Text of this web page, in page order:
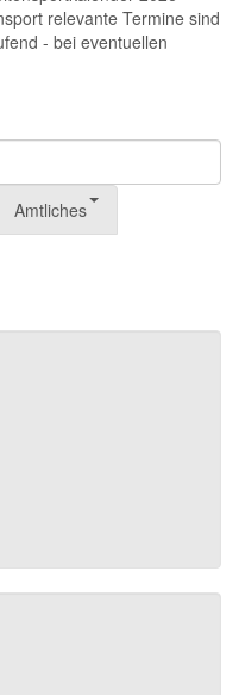
relevante Termine sind
- bei eventuellen
Amtliches